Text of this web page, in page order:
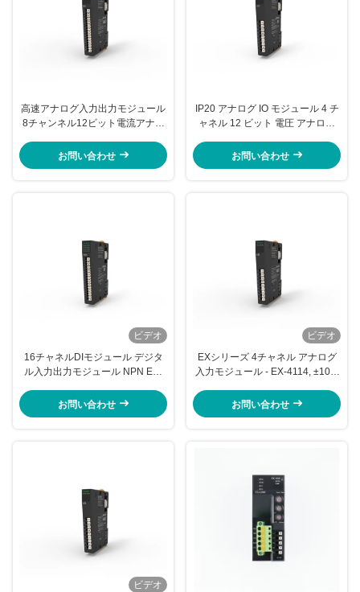
高速アナログ入力出力モジュール
8チャンネル12ビット電流アナロ
お問い合わせ
IP20 アナログ IO モジュール 4 チ
ャネル 12 ビット 電圧 アナログ
お問い合わせ
ビデオ
16チャネルDIモジュール デジタ
ル入力出力モジュール NPN EX-
お問い合わせ
ビデオ
EXシリーズ 4チャネル アナログ
入力モジュール - EX-4114, ±10V,
12ビットAIモジュール
お問い合わせ
ビデオ